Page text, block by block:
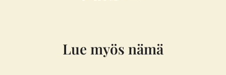
Lue myös nämä